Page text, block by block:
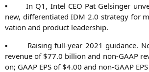
▪ In Q1 , Intel CEO Pat Gel­sin­ger
new, dif­fe­ren­tia­tedIDM 2.0 stra­tegy for
va­ti­on and pro­duct leadership.
▪ Rai­sing full-year 2021 gui­dance.
reve­nue of $77.0 bil­li­on and non-GAAP
on; GAAP EPS of $4.00 and non-GAAP EPS